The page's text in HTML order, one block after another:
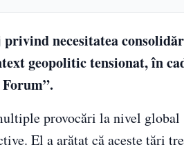
privind necesitatea
geopolitic tensionat, în
provocări la nivel global
El a arătat că aceste țări